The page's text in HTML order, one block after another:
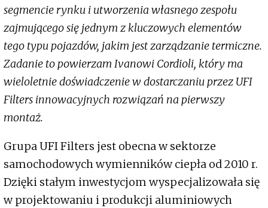
segmencie rynku i utworzenia własnego zespołu
zajmującego się jednym z kluczowych elementów
tego typu pojazdów, jakim jest zarządzanie termiczne.
Zadanie to powierzam Ivanowi Cordioli, który ma
wieloletnie doświadczenie w dostarczaniu przez UFI
Filters innowacyjnych rozwiązań na pierwszy
montaż.
Grupa UFI Filters jest obecna w sektorze
samochodowych wymienników ciepła od 2010 r.
Dzięki stałym inwestycjom wyspecjalizowała się
w projektowaniu i produkcji aluminiowych